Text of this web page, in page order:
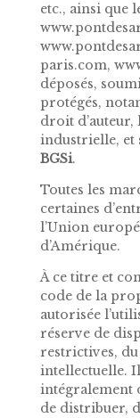
etc., ainsi que
paris.com,
déposés,
protégés,
droit
industrielle, et
BGSi.
Toutes les
certaines
l’Union
d’Amérique.
À ce titre et
code de la
autorisée
réserve de
restrictives,
intellectuelle.
intégralement
de distribuer,